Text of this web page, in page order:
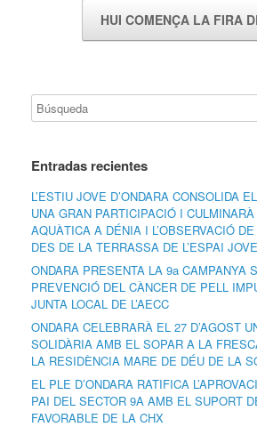
HUI COMENÇA LA FIRA
Entradas recientes
L’ESTIU JOVE D’ONDARA CONSOLIDA
UNA GRAN PARTICIPACIÓ I
AQUÀTICA A DÉNIA I L’OBSERVACIÓ
DES DE LA TERRASSA DE L’ESPAI JOVE
ONDARA PRESENTA LA 9a CAMPANYA
PREVENCIÓ DEL CÀNCER DE PELL
JUNTA LOCAL DE L’AECC
ONDARA CELEBRARÀ EL 27 D’AGOST
SOLIDÀRIA AMB EL SOPAR A LA
LA RESIDÈNCIA MARE DE DÉU DE LA
EL PLE D’ONDARA RATIFICA
PAI DEL SECTOR 9A AMB EL SUPORT
FAVORABLE DE LA CHX